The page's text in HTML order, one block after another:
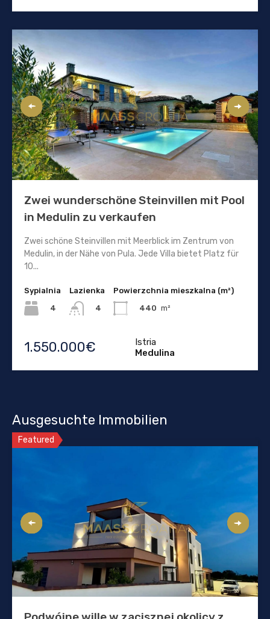
Zwei wunderschöne Steinvillen mit Pool
in Medulin zu verkaufen
Zwei schöne Steinvillen mit Meerblick im Zentrum von
Medulin, in der Nähe von Pula. Jede Villa bietet Platz für
10...
Sypialnia
4
Lazienka
4
Powierzchnia mieszkalna (m²)
440 m²
1.550.000€
Istria
Medulina
Ausgesuchte Immobilien
Featured